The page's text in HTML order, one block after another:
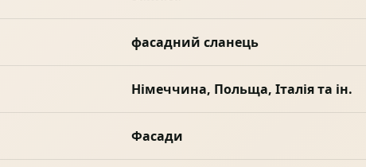
фасадний сланець
Німеччина, Польща, Італія та ін.
Фасади